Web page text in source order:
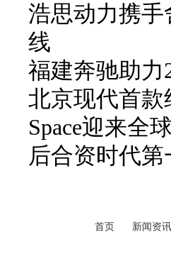
浩思动力携手
线
福建奔驰助力
北京现代首款
Space迎来全
后合资时代
首页 新闻资讯